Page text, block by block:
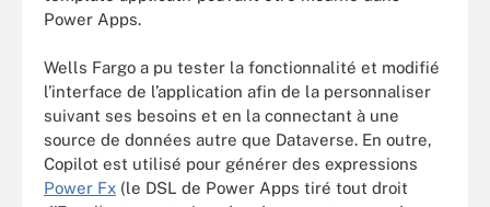
Power Apps.
Wells Fargo a pu tester la fonctionnalité et modifié
l’interface de l’application afin de la personnaliser
suivant ses besoins et en la connectant à une
source de données autre que Dataverse. En outre,
Copilot est utilisé pour générer des expressions
Power Fx (le DSL de Power Apps tiré tout droit